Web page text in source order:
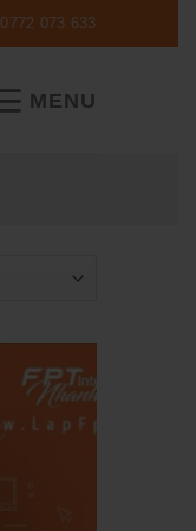
0772 073 633
MENU
Add to
wishlist